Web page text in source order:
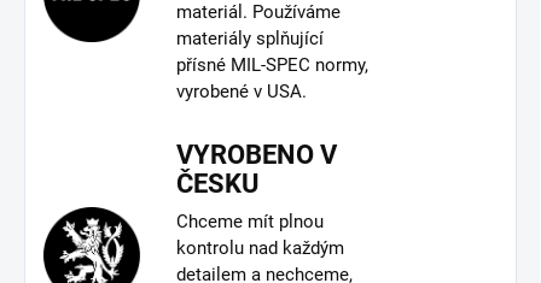
materiál. Používáme
materiály splňující
přísné MIL-SPEC normy,
vyrobené v USA.
VYROBENO V
ČESKU
Chceme mít plnou
kontrolu nad každým
detailem a nechceme,